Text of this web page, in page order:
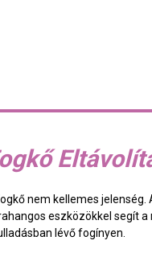
nem kellemes
eszközökkel segít
lévő fogínyen.